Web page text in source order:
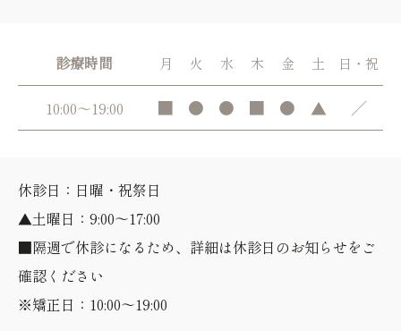
診療時間 月 火 水 木 金 土 日・祝
10:00～19:00 ■ ● ● ■ ● ▲ ／
休診日：日曜・祝祭日
▲土曜日：9:00～17:00
■隔週で休診になるため、詳細は休診日のお知らせをご
確認ください
※矯正日：10:00～19:00